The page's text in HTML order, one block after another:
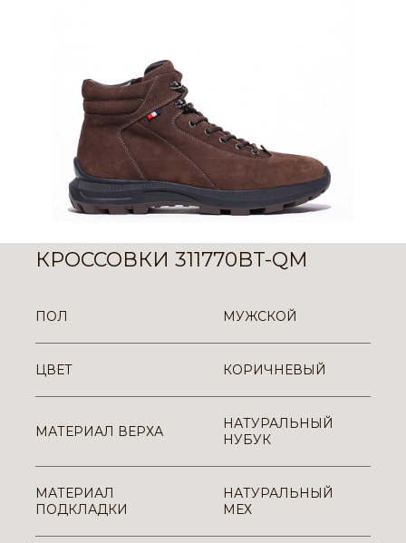
КРОССОВКИ 311770BT-QM
ПОЛ МУЖСКОЙ
ЦВЕТ КОРИЧНЕВЫЙ
МАТЕРИАЛ ВЕРХА
НАТУРАЛЬНЫЙ
НУБУК
МАТЕРИАЛ
ПОДКЛАДКИ
НАТУРАЛЬНЫЙ
МЕХ